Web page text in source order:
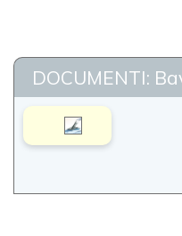
DOCUMENTI: